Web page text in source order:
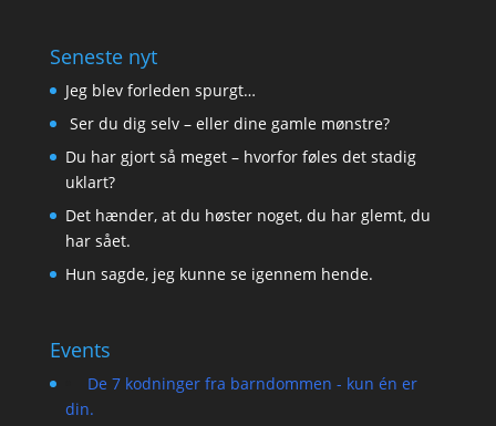
Seneste nyt
Jeg blev forleden spurgt…
Ser du dig selv – eller dine gamle mønstre?
Du har gjort så meget – hvorfor føles det stadig
uklart?
Det hænder, at du høster noget, du har glemt, du
har sået.
Hun sagde, jeg kunne se igennem hende.
Events
De 7 kodninger fra barndommen - kun én er
din.